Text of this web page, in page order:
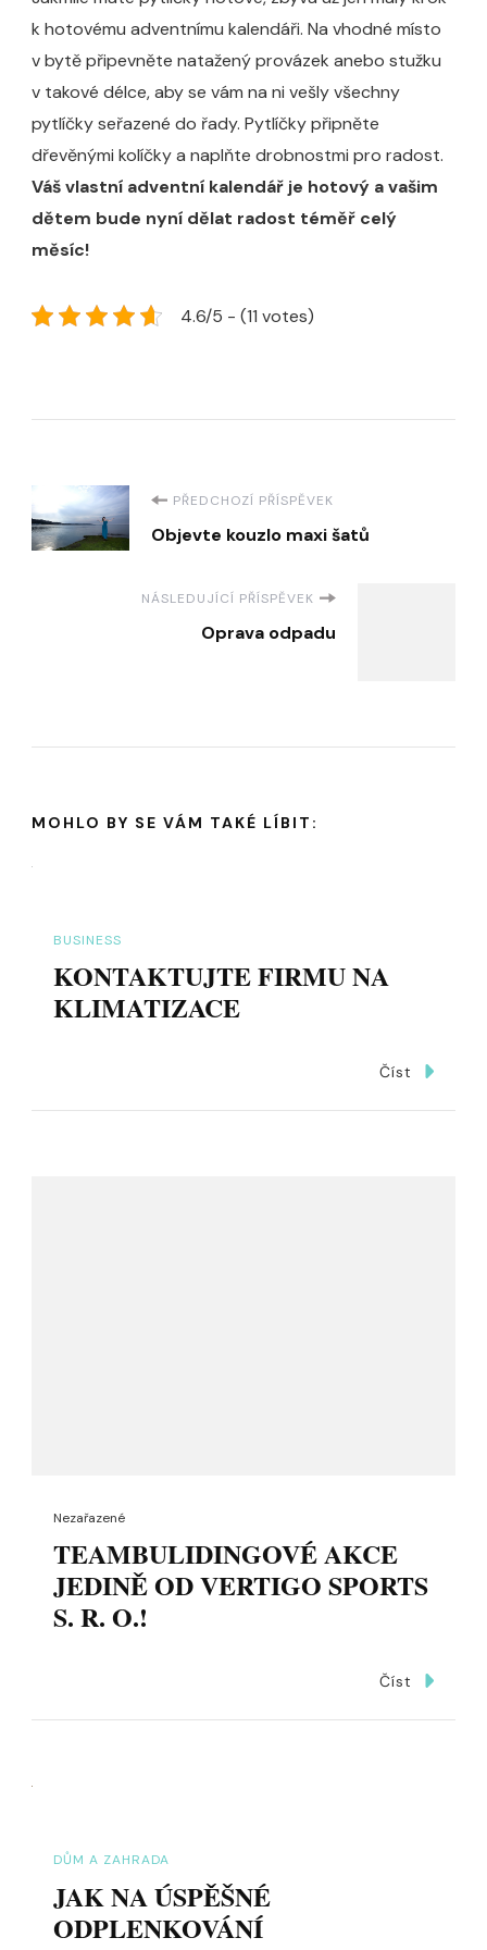
k hotovému adventnímu kalendáři. Na vhodné místo
v bytě připevněte natažený provázek anebo stužku
v takové délce, aby se vám na ni vešly všechny
pytlíčky seřazené do řady. Pytlíčky připněte
dřevěnými kolíčky a naplňte drobnostmi pro radost.
Váš vlastní adventní kalendář je hotový a vašim
dětem bude nyní dělat radost téměř celý
měsíc!
4.6/5 - (11 votes)
Navigace
příspěvku
PŘEDCHOZÍ PŘÍSPĚVEK
Objevte kouzlo maxi šatů
NÁSLEDUJÍCÍ PŘÍSPĚVEK
Oprava odpadu
MOHLO BY SE VÁM TAKÉ LÍBIT:
BUSINESS
KONTAKTUJTE FIRMU NA
KLIMATIZACE
Číst
Nezařazené
TEAMBULIDINGOVÉ AKCE
JEDINĚ OD VERTIGO SPORTS
S. R. O.!
Číst
DŮM A ZAHRADA
JAK NA ÚSPĚŠNÉ
ODPLENKOVÁNÍ